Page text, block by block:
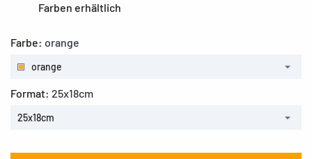
Farben erhältlich
Farbe: orange
orange
Format: 25x18cm
25x18cm